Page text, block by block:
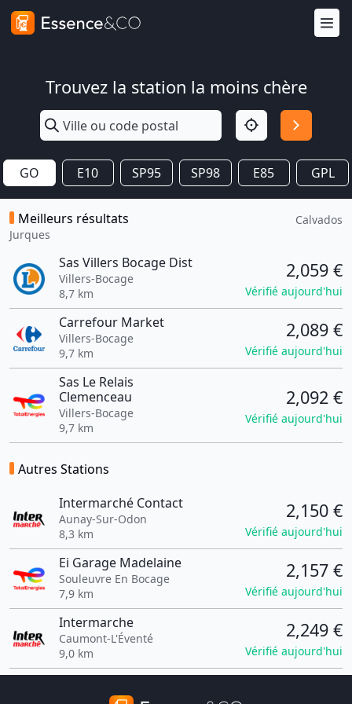
Trouvez la station la moins chère
GO E10 SP95 SP98 E85 GPL
Meilleurs résultats
Jurques
Calvados
Sas Villers Bocage Dist
Villers-Bocage
8,7 km
2,059 €
Vérifié aujourd'hui
Carrefour Market
Villers-Bocage
9,7 km
2,089 €
Vérifié aujourd'hui
Sas Le Relais
Clemenceau
Villers-Bocage
9,7 km
2,092 €
Vérifié aujourd'hui
Autres Stations
Intermarché Contact
Aunay-Sur-Odon
8,3 km
2,150 €
Vérifié aujourd'hui
Ei Garage Madelaine
Souleuvre En Bocage
7,9 km
2,157 €
Vérifié aujourd'hui
Intermarche
Caumont-L'Éventé
9,0 km
2,249 €
Vérifié aujourd'hui